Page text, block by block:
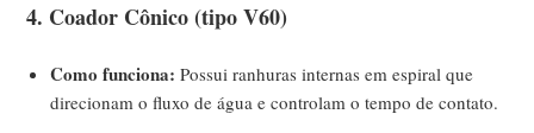
4. Coador Cônico (tipo V60)
Como funciona: Possui ranhuras internas em espiral que
direcionam o fluxo de água e controlam o tempo de contato.